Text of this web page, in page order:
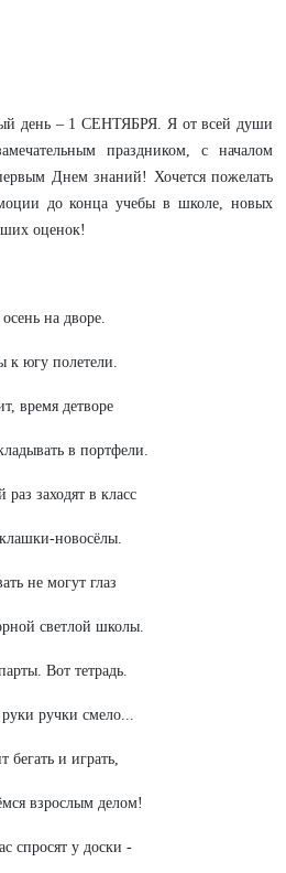
день – 1 СЕНТЯБРЯ. Я от всей души
праздником, с началом
Днем знаний! Хочется пожелать
до конца учебы в школе, новых
оценок!
на дворе.
к югу полетели.
время детворе
в портфели.
заходят в класс
новосёлы.
не могут глаз
светлой школы.
Вот тетрадь.
ручки смело...
бегать и играть,
взрослым делом!
спросят у доски -